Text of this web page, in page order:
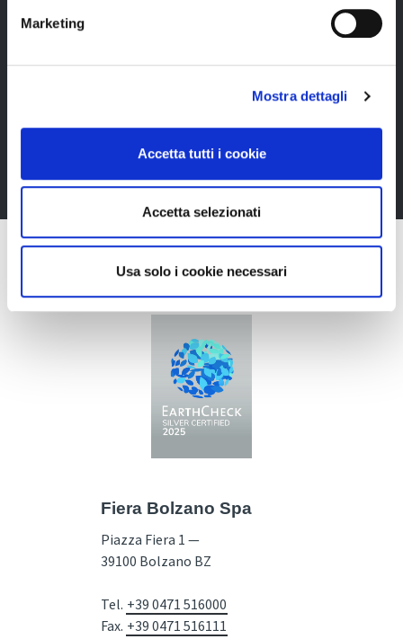
Marketing
Mostra dettagli
Accetta tutti i cookie
Accetta selezionati
Usa solo i cookie necessari
Rimani sempre aggiornata*o sui nostri eventi, ricevi
informazioni utili in anteprima! Naturalmente senza
alcun costo.
Fiera Bolzano Spa
Piazza Fiera 1 —
39100 Bolzano BZ
Tel. +39 0471 516000
Fax. +39 0471 516111